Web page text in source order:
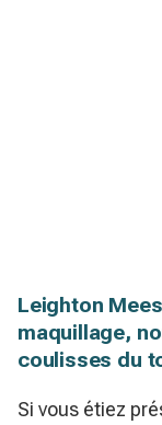
Leighton
maquillage,
coulisses du
Si vous étiez